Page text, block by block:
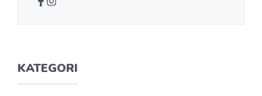
KATEGORI